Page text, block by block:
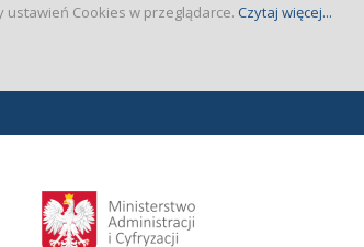
ustawień Cookies w przeglądarce. Czytaj więcej...